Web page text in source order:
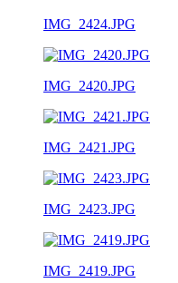
IMG_2424.JPG
IMG_2420.JPG
IMG_2421.JPG
IMG_2423.JPG
IMG_2419.JPG